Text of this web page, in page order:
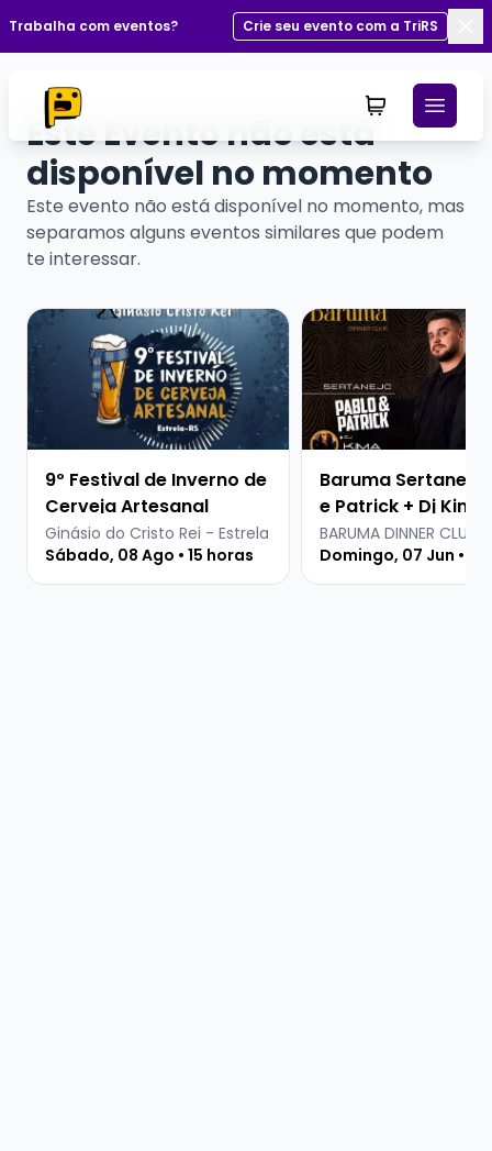
Trabalha com eventos?
Crie seu evento com a TriRS
Este Evento não está
disponível no momento
Este evento não está disponível no momento, mas
separamos alguns eventos similares que podem
te interessar.
Veja mais sobre 9º Festival de Inverno de Cerveja
9º Festival de Inverno de
Cerveja Artesanal
Ginásio do Cristo Rei - Estrela
Sábado, 08 Ago • 15 horas
Veja mais sobre
Baruma Sertanejo
e Patrick + Dj Kima
BARUMA DINNER CLUB
Domingo, 07 Jun •